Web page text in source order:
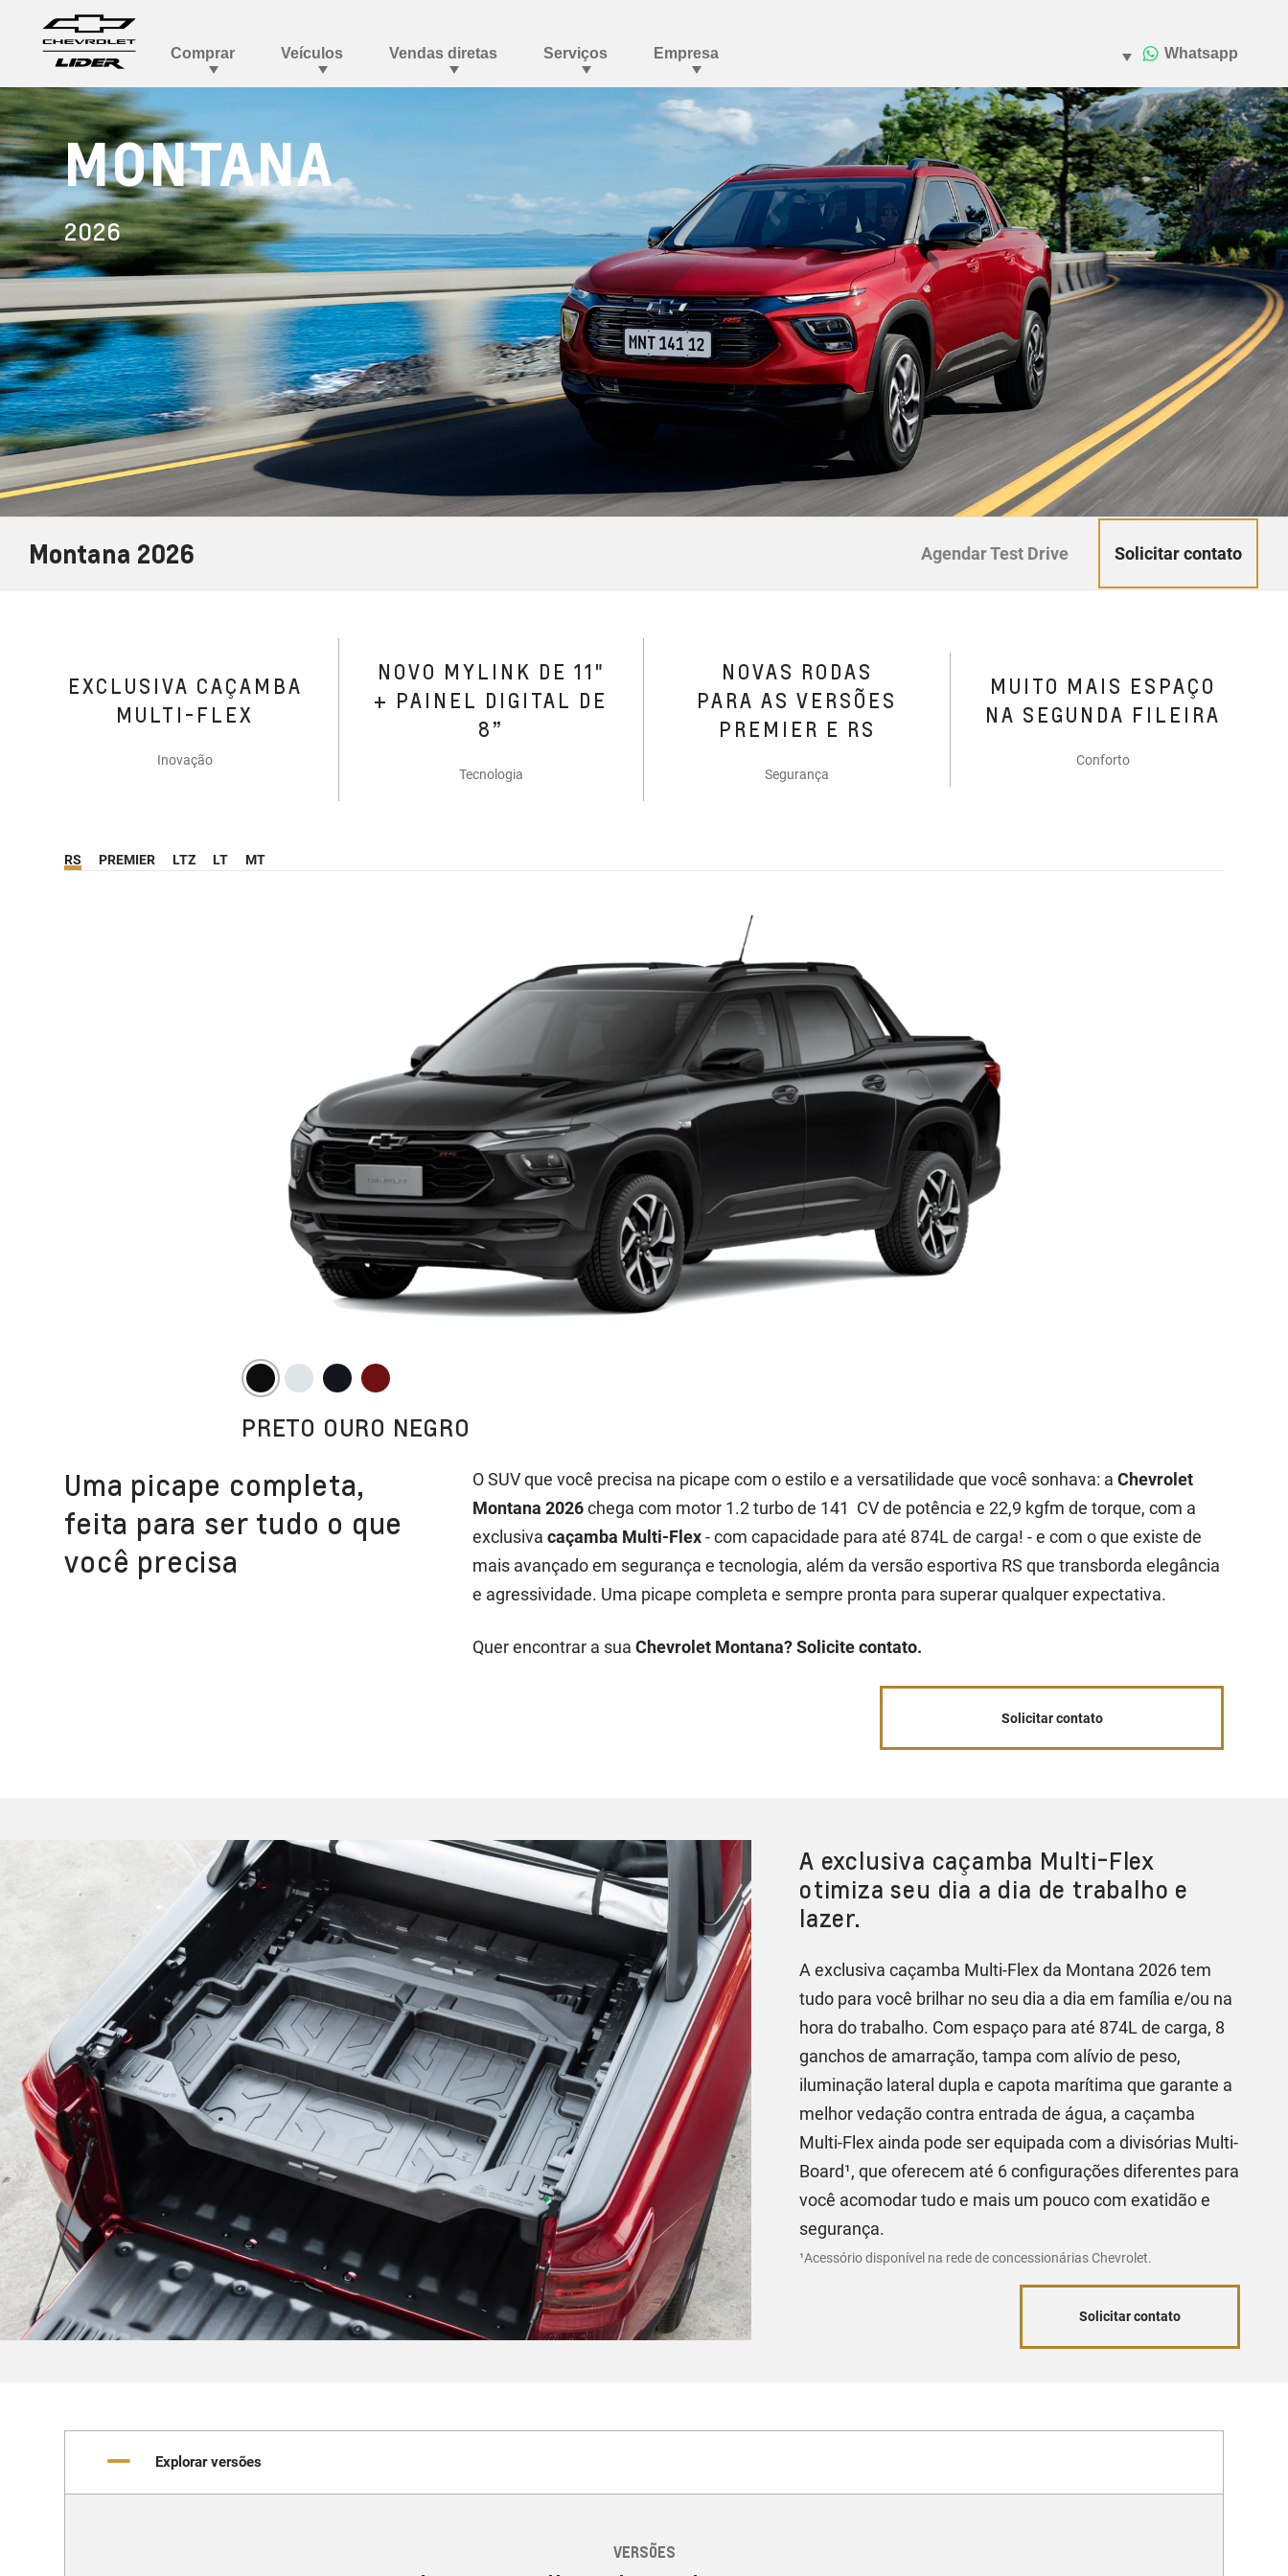
MONTANA
2026
Montana 2026 Agendar Test Drive Solicitar contato
EXCLUSIVA CAÇAMBA
MULTI-FLEX
Inovação
NOVO MYLINK DE 11"
+ PAINEL DIGITAL DE
8”​
Tecnologia
NOVAS RODAS
PARA AS VERSÕES
PREMIER E RS
Segurança
MUITO MAIS ESPAÇO
NA SEGUNDA FILEIRA
Conforto
RS PREMIER LTZ LT MT
PRETO OURO NEGRO
Uma picape completa,
feita para ser tudo o que
você precisa
O SUV que você precisa na picape com o estilo e a versatilidade que você sonhava: a Chevrolet
Montana 2026chega com motor 1.2 turbo de 141 CV de potência e 22,9 kgfm de torque, com a
exclusiva caçamba Multi-Flex- com capacidade para até 874L de carga! - e com o que existe de
mais avançado em segurança e tecnologia, além da versão esportiva RS que transborda elegância
e agressividade. Uma picape completa e sempre pronta para superar qualquer expectativa.
Quer encontrar a sua Chevrolet Montana? Solicite contato.
Solicitar contato
A exclusiva caçamba Multi-Flex
otimiza seu dia a dia de trabalho e
lazer.
A exclusiva caçamba Multi-Flex da Montana 2026 tem
tudo para você brilhar no seu dia a dia em família e/ou na
hora do trabalho. Com espaço para até 874L de carga, 8
ganchos de amarração, tampa com alívio de peso,
iluminação lateral dupla e capota marítima que garante a
melhor vedação contra entrada de água, a caçamba
Multi-Flex ainda pode ser equipada com a divisórias Multi-
Board¹, que oferecem até 6 configurações diferentes para
você acomodar tudo e mais um pouco com exatidão e
segurança.
¹Acessório disponível na rede de concessionárias Chevrolet.
Solicitar contato
Explorar versões
VERSÕES